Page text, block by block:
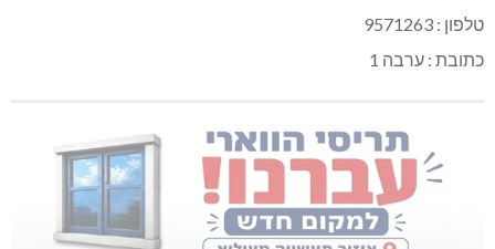
טלפון : 9571263
כתובת : ערבה 1